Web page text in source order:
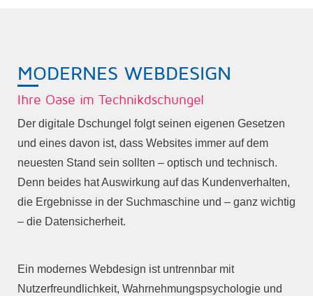
MODERNES WEBDESIGN
Ihre Oase im Technikdschungel
Der digitale Dschungel folgt seinen eigenen Gesetzen
und eines davon ist, dass Websites immer auf dem
neuesten Stand sein sollten – optisch und technisch.
Denn beides hat Auswirkung auf das Kundenverhalten,
die Ergebnisse in der Suchmaschine und – ganz wichtig
– die Datensicherheit.
Ein modernes Webdesign ist untrennbar mit
Nutzerfreundlichkeit, Wahrnehmungspsychologie und